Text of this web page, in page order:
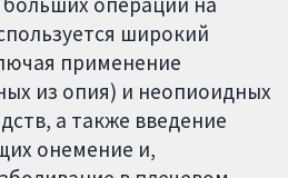
широкий
применение
из опия) и неопиоидных
а также введение
онемение и,